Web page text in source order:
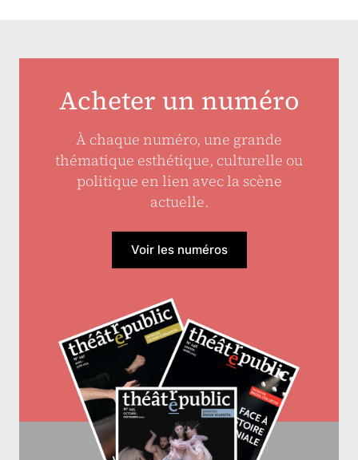
Acheter un numéro
À chaque numéro, une grande
thématique esthétique, culturelle ou
politique en lien avec la scène
actuelle.
Voir les numéros